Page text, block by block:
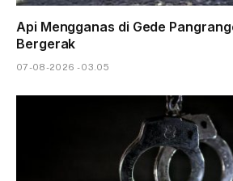
Api Mengganas di Gede
Bergerak
07-08-2026 - 03.05